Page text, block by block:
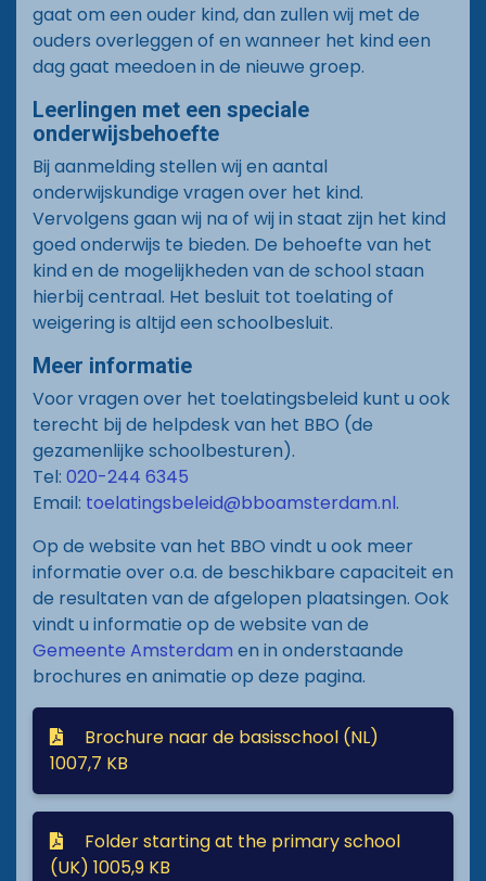
gaat om een ouder kind, dan zullen wij met de
ouders overleggen of en wanneer het kind een
dag gaat meedoen in de nieuwe groep.
Leerlingen met een speciale
onderwijsbehoefte
Bij aanmelding stellen wij en aantal
onderwijskundige vragen over het kind.
Vervolgens gaan wij na of wij in staat zijn het kind
goed onderwijs te bieden. De behoefte van het
kind en de mogelijkheden van de school staan
hierbij centraal. Het besluit tot toelating of
weigering is altijd een schoolbesluit.
Meer informatie
Voor vragen over het toelatingsbeleid kunt u ook
terecht bij de helpdesk van het BBO (de
gezamenlijke schoolbesturen).
Tel: 020-244 6345
Email: toelatingsbeleid@bboamsterdam.nl.
Op de website van het BBO vindt u ook meer
informatie over o.a. de beschikbare capaciteit en
de resultaten van de afgelopen plaatsingen. Ook
vindt u informatie op de website van de
Gemeente Amsterdam en in onderstaande
brochures en animatie op deze pagina.
Brochure naar de basisschool (NL)
1007,7 KB
Folder starting at the primary school
(UK) 1005,9 KB